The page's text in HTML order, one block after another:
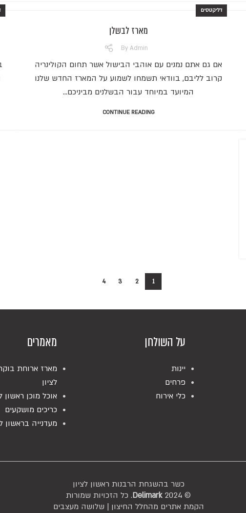
דליקטסים
מארז לבשלן
By Admin
אם גם אתם נמנים עם אוהבי הבישול אשר תחום הקולינריה
קרוב לליבם, בוודאי תשמחו לשמוע על המארז החדש שלנו
המיועד במיוחד עבור הבשלנים מביניכם...
CONTINUE READING
1
2
3
4
מאמרים
מארז ארוחת
לציון
אוכל מוכן ראשון
כריכים מושקעים
מעדנייה בראשון
על השולחן
יינות
פרחים
כלי אירוח
כשר בהשגחת הרבנות ראשון לציון
© 2024
Delimark. כל הזכויות שמורות
הקמת אתרים מהחלל החיצון | שלושה מעצבים